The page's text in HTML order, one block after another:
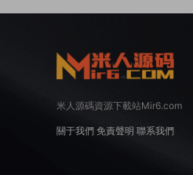
米人源碼資源下載站Mir6.com
關于我們 免責聲明 聯系我們